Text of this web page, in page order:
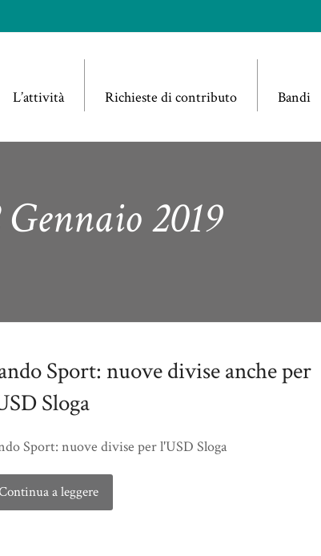
L’attività Richieste di contributo Bandi
2019
Sport: nuove divise anche per
Sloga
Sport: nuove divise per l'USD Sloga
a leggere